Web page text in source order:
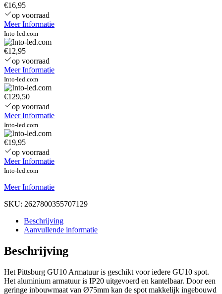
€16,95
op voorraad
Meer Informatie
Into-led.com
€12,95
op voorraad
Meer Informatie
Into-led.com
€129,50
op voorraad
Meer Informatie
Into-led.com
€19,95
op voorraad
Meer Informatie
Into-led.com
Meer Informatie
SKU: 2627800355707129
Beschrijving
Aanvullende informatie
Beschrijving
Het Pittsburg GU10 Armatuur is geschikt voor iedere GU10 spot.
Het aluminium armatuur is IP20 uitgevoerd en kantelbaar. Door een
geringe inbouwmaat van Ø75mm kan de spot makkelijk ingebouwd